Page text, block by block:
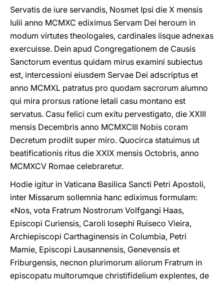
Servatis de iure servandis, Nosmet Ipsi die X mensis
Iulii anno MCMXC ediximus Servam Dei heroum in
modum virtutes theologales, cardinales iisque adnexas
exercuisse. Dein apud Congregationem de Causis
Sanctorum eventus quidam mirus examini subiectus
est, intercessioni eiusdem Servae Dei adscriptus et
anno MCMXL patratus pro quodam sacrorum alumno
qui mira prorsus ratione letali casu montano est
servatus. Casu felici cum exitu pervestigato, die XXIII
mensis Decembris anno MCMXCIII Nobis coram
Decretum prodiit super miro. Quocirca statuimus ut
beatificationis ritus die XXIX mensis Octobris, anno
MCMXCV Romae celebraretur.
Hodie igitur in Vaticana Basilica Sancti Petri Apostoli,
inter Missarum sollemnia hanc ediximus formulam:
«Nos, vota Fratrum Nostrorum Volfgangi Haas,
Episcopi Curiensis, Caroli Iosephi Ruiseco Vieira,
Archiepiscopi Carthaginensis in Columbia, Petri
Mamie, Episcopi Lausannensis, Genevensis et
Friburgensis, necnon plurimorum aliorum Fratrum in
episcopatu multorumque christifidelium explentes, de